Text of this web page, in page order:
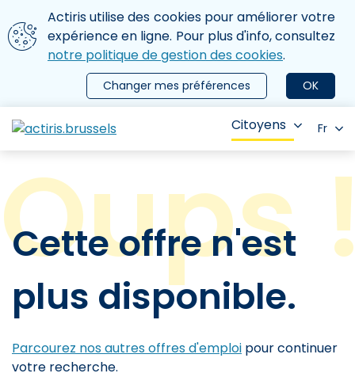
Aller au contenu principal
Nous utilisons des cookies
Actiris utilise des cookies pour améliorer votre
expérience en ligne. Pour plus d'info, consultez
notre politique de gestion des cookies.
OK
Changer mes préférences
le menu
Citoyens Fr
Cette offre n'est
plus disponible.
Parcourez nos autres offres d'emploi pour continuer
votre recherche.